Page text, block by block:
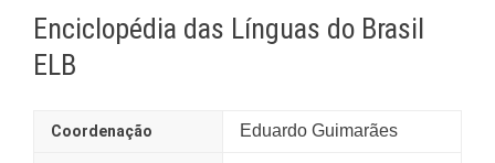
Enciclopédia das Línguas do Brasil
ELB
Coordenação Eduardo Guimarães